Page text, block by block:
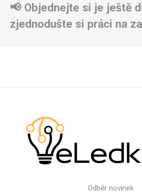
📢 Objednejte si je ještě
zjednodušte si práci na
Odběr novinek